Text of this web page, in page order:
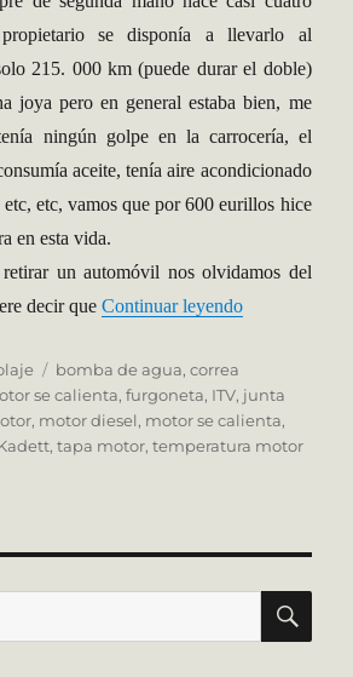
se disponía a llevarlo al
215. 000 km (puede durar el doble)
joya pero en general estaba bien, me
ningún golpe en la carrocería, el
aceite, tenía aire acondicionado
etc, vamos que por 600 eurillos hice
en esta vida.
retirar un automóvil nos olvidamos del
decir queContinuar leyendo«Historia del
Etiquetas
bomba de agua,correa
se calienta,furgoneta, ITV, junta
, motor diesel, motor se calienta,
,tapa motor,temperatura motor